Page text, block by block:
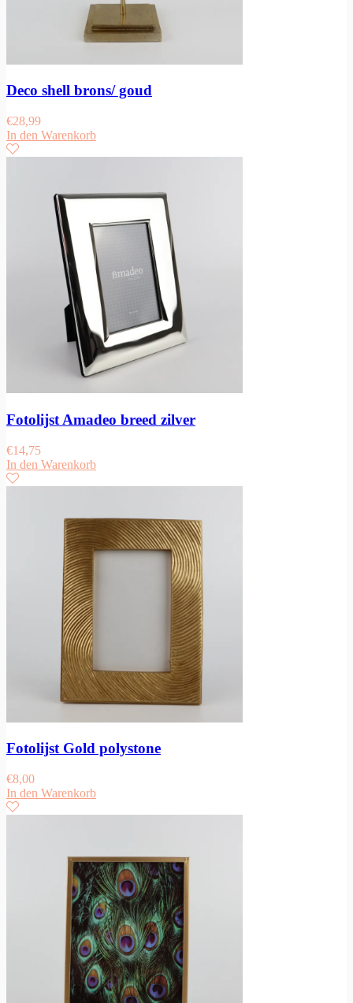
Deco shell brons/ goud
€28,99
In den Warenkorb
Fotolijst Amadeo breed zilver
€14,75
In den Warenkorb
Fotolijst Gold polystone
€8,00
In den Warenkorb